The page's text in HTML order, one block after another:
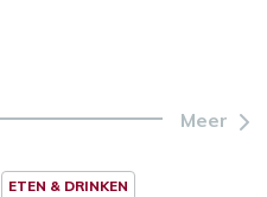
Meer
ETEN & DRINKEN